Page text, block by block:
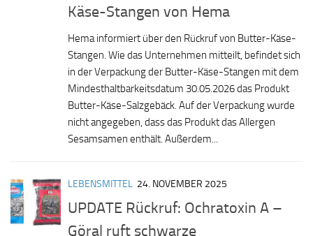
Käse-Stangen von Hema
Hema informiert über den Rückruf von Butter-Käse-
Stangen. Wie das Unternehmen mitteilt, befindet sich
in der Verpackung der Butter-Käse-Stangen mit dem
Mindesthaltbarkeitsdatum 30.05.2026 das Produkt
Butter-Käse-Salzgebäck. Auf der Verpackung wurde
nicht angegeben, dass das Produkt das Allergen
Sesamsamen enthält. Außerdem...
LEBENSMITTEL 24. NOVEMBER 2025
UPDATE Rückruf: Ochratoxin A –
Göral ruft schwarze